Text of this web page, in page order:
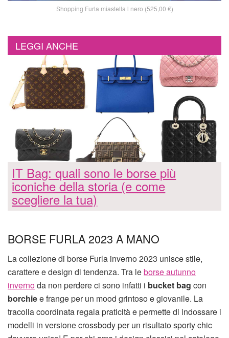
Shopping Furla miastella l nero (525,00 €)
LEGGI ANCHE
IT Bag: quali sono le borse più
iconiche della storia (e come
scegliere la tua)
BORSE FURLA 2023 A MANO
La collezione di borse Furla inverno 2023 unisce stile,
carattere e design di tendenza. Tra leborse autunno
invernoda non perdere ci sono infatti i bucket bag con
borchiee frange per un mood grintoso e giovanile. La
tracolla coordinata regala praticità e permette di indossare i
modelli in versione crossbody per un risultato sporty chic